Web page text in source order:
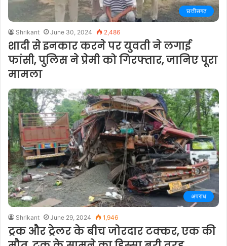
छत्तीसगढ़
Shrikant June 30, 2024 2,486
शादी से इनकार करने पर युवती ने लगाई
फांसी, पुलिस ने प्रेमी को गिरफ्तार, जानिए पूरा
मामला
अपराध
Shrikant June 29, 2024 1,946
ट्रक और ट्रेलर के बीच जोरदार टक्कर, एक की